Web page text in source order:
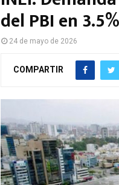
del PBI en
24 de mayo de 2026
COMPARTIR